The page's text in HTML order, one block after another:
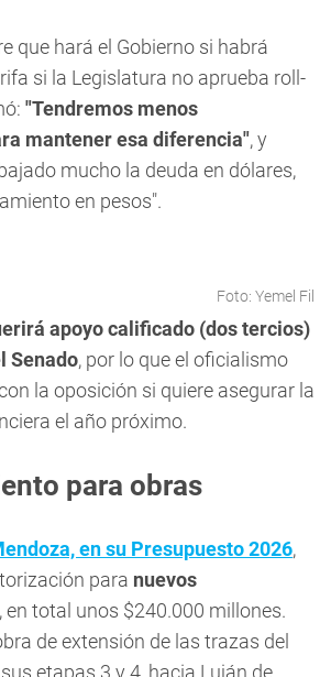
que hará el Gobierno si habrá
si la Legislatura no aprueba roll-
"Tendremos menos
mantener esa diferencia", y
mucho la deuda en dólares,
en pesos".
Foto: Yemel Fil
apoyo calificado (dos tercios)
Senado, por lo que el oficialismo
la oposición si quiere asegurar la
el año próximo.
para obras
en su Presupuesto 2026,
para nuevos
, en total unos $240.000 millones.
de extensión de las trazas del
etapas 3 y 4, hacia Luján de